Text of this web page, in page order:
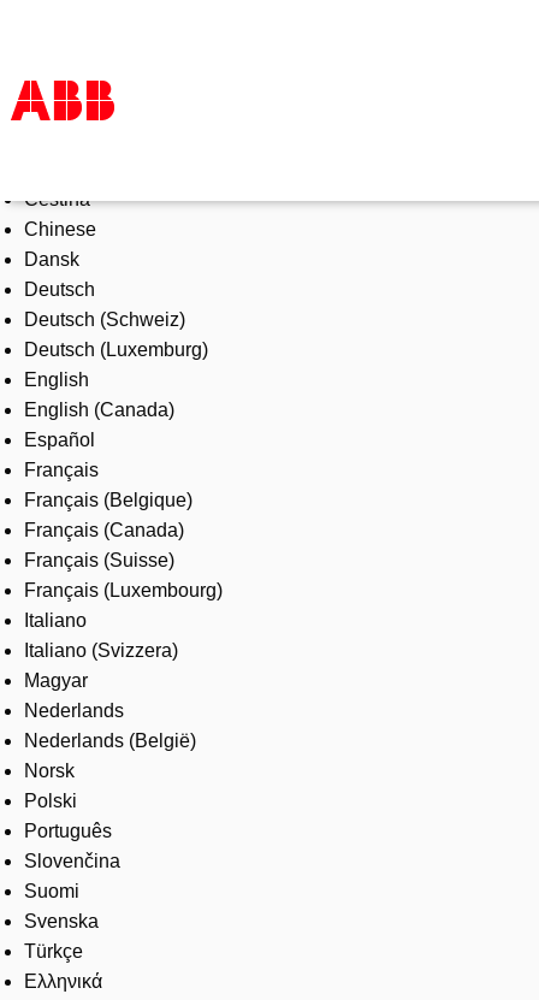
Products & Solutions
Industries
Services
About us
Where to buy
Contact us
Careers
Čeština
Chinese
Dansk
Deutsch
Deutsch (Schweiz)
Deutsch (Luxemburg)
English
English (Canada)
Español
Français
Français (Belgique)
Français (Canada)
Français (Suisse)
Français (Luxembourg)
Italiano
Italiano (Svizzera)
Magyar
Nederlands
Nederlands (België)
Norsk
Polski
Português
Slovenčina
Suomi
Svenska
Türkçe
Ελληνικά